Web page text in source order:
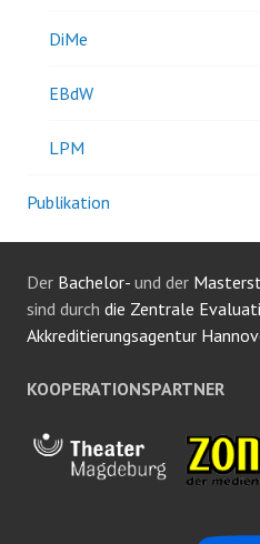
DiMe
EBdW
LPM
Publikation
Der Bachelor- und der
sind durch die Zentrale
Akkreditierungsagentur
KOOPERATIONSPARTNER